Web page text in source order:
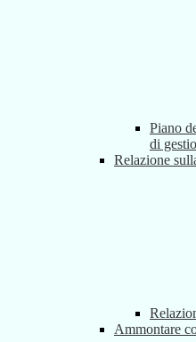
Piano
di
Relazione
Ammontare